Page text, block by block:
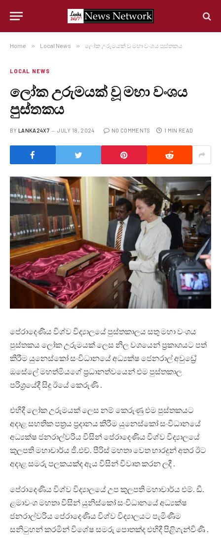
Home » Local News » ලෝක උරුමයක් වූ මහා වංශය පුස්තකය
LOCAL NEWS
ලෝක උරුමයක් වූ මහා වංශය
පුස්තකය
BY LANKA24X7 JULY 18, 2024 NO COMMENTS 1 MIN READ
පේරාදෙණිය විශ්ව විද්‍යාලයේ පුස්තකාලය සතු මහා වංශය
පුස්තකය ලෝක උරුමයක් ලෙස නිල වශයෙන් ප්‍රකාශයට පත්
කිරීම යුනෙස්කෝ සංවිධානයේ අධ්‍යක්ෂ ජෙනරාල් අවුඩ්‍රේ
ඔසේලේ මහත්මියගේ ප්‍රධානත්වයෙන් එම පුස්තකාල
පරිශ්‍රයේදී සිදු ඊයේ කෙරුණි .
එහිදී ලෝක උරුමයක් ලෙස නම් කෙරුණු එම පුස්තකයට
අදාළ සහතික පත්‍රය ප්‍රදානය කිරීම යුනෙස්කෝ සංවිධානයේ
අධ්‍යක්ෂ ජනරාල්වරිය විසින් පේරාදෙණිය විශ්ව විද්‍යාලයේ
කුලපති මහාචාර්ය ජී.එච්. පීරිස් මහතා වෙත භාරදුන් අතර ඊට
අදාළ සමරු පලකයක්ද ඇය විසින් විවෘත කරන ලදී .
පේරාදෙණිය විශ්ව විද්‍යාලයේ උප කුලපති මහාචාර්ය එම්. ඩී.
ළමාවංශ මහතා විසින් යුනිස්කෝ සංවිධානයේ අධ්‍යක්ෂ
ජනරාල්වරිය පේරාදෙණිය විශ්ව විද්‍යාලයට පැමිණීම
සනිටුහන් කරමින් විශේෂ සමරු පොතක්ද එහිදී පිළිගැන්විණි .